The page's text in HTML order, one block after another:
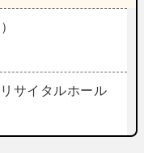
サイタルホール